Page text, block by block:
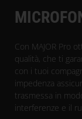
Con MAJOR Pro
qualità, che ti
con i tuoi
impedenza
trasmessa in
interferenze e il